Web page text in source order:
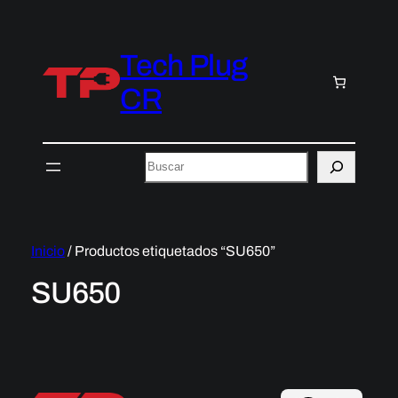
Tech Plug
CR
Buscar
Inicio/ Productos etiquetados “SU650”
SU650